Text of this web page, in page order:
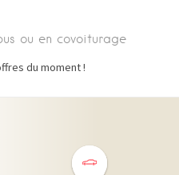
ou en covoiturage
du moment !